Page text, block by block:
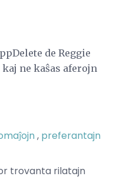
de Reggie
ne kaŝas aferojn
, preferantajn
trovanta rilatajn